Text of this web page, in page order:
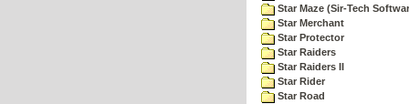
Star Maze (Sir-Tech
Star Merchant
Star Protector
Star Raiders
Star Raiders II
Star Rider
Star Road